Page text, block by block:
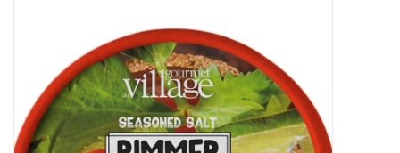
Produits Gourmands
Cadeau Thématique
Sacs